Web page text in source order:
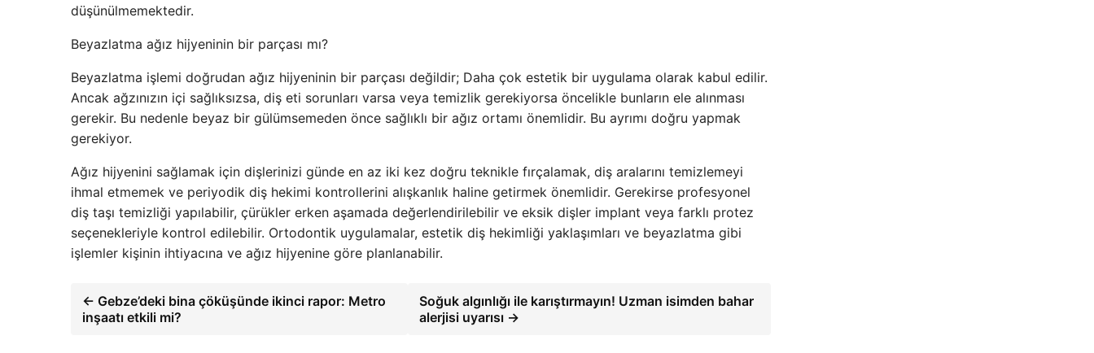
düşünülmemektedir.
Beyazlatma ağız hijyeninin bir parçası mı?
Beyazlatma işlemi doğrudan ağız hijyeninin bir parçası değildir; Daha çok estetik bir uygulama olarak kabul edilir.
Ancak ağzınızın içi sağlıksızsa, diş eti sorunları varsa veya temizlik gerekiyorsa öncelikle bunların ele alınması
gerekir. Bu nedenle beyaz bir gülümsemeden önce sağlıklı bir ağız ortamı önemlidir. Bu ayrımı doğru yapmak
gerekiyor.
Ağız hijyenini sağlamak için dişlerinizi günde en az iki kez doğru teknikle fırçalamak, diş aralarını temizlemeyi
ihmal etmemek ve periyodik diş hekimi kontrollerini alışkanlık haline getirmek önemlidir. Gerekirse profesyonel
diş taşı temizliği yapılabilir, çürükler erken aşamada değerlendirilebilir ve eksik dişler implant veya farklı protez
seçenekleriyle kontrol edilebilir. Ortodontik uygulamalar, estetik diş hekimliği yaklaşımları ve beyazlatma gibi
işlemler kişinin ihtiyacına ve ağız hijyenine göre planlanabilir.
← Gebze’deki bina çöküşünde ikinci rapor: Metro
inşaatı etkili mi?
Soğuk algınlığı ile karıştırmayın! Uzman isimden bahar
alerjisi uyarısı →